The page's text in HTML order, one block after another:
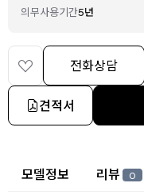
의무사용기간5년
전화상담
견적서
상세 정보
모델정보 리뷰 0